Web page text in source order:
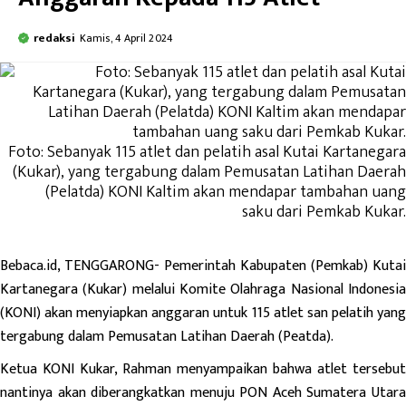
redaksi Kamis, 4 April 2024
Foto: Sebanyak 115 atlet dan pelatih asal Kutai Kartanegara
(Kukar), yang tergabung dalam Pemusatan Latihan Daerah
(Pelatda) KONI Kaltim akan mendapar tambahan uang
saku dari Pemkab Kukar.
Bebaca.id, TENGGARONG- Pemerintah Kabupaten (Pemkab) Kutai
Kartanegara (Kukar) melalui Komite Olahraga Nasional Indonesia
(KONI) akan menyiapkan anggaran untuk 115 atlet san pelatih yang
tergabung dalam Pemusatan Latihan Daerah (Peatda).
Ketua KONI Kukar, Rahman menyampaikan bahwa atlet tersebut
nantinya akan diberangkatkan menuju PON Aceh Sumatera Utara